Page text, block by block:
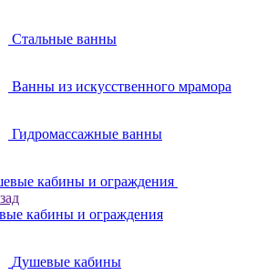
Стальные ванны
Ванны из искусственного мрамора
Гидромассажные ванны
кабины и ограждения
кабины и ограждения
Душевые кабины